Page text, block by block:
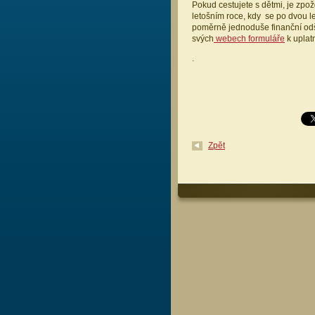
Pokud cestujete s dětmi, je
letošním roce, kdy se po dvou
poměrně jednoduše finanční
svých webech formuláře k
Zpět